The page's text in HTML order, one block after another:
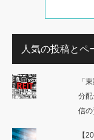
人気の投稿とペ
「
分
信の
【